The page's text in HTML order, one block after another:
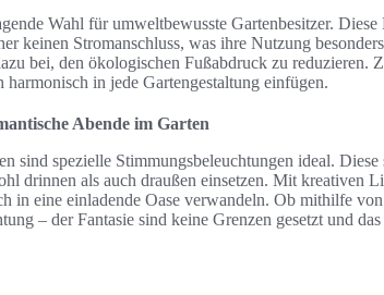
Wahl für umweltbewusste Gartenbesitzer.
keinen Stromanschluss, was ihre Nutzung
bei, den ökologischen Fußabdruck zu reduzieren.
harmonisch in jede Gartengestaltung einfügen.
Abende im Garten
sind spezielle Stimmungsbeleuchtungen ideal.
drinnen als auch draußen einsetzen. Mit kreativen
in eine einladende Oase verwandeln. Ob mithilfe
– der Fantasie sind keine Grenzen gesetzt und